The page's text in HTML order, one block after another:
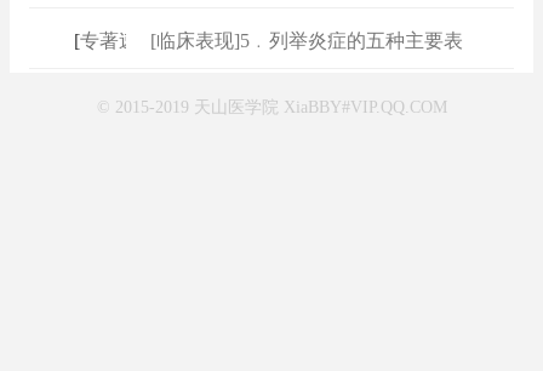
专著速查 ][临床表现]5﹒列举炎症的五种主要表
© 2015-2019 天山医学院 XiaBBY#VIP.QQ.COM